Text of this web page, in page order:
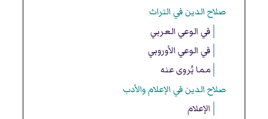
صلاح الدين في التراث
في الوعي العربي
في الوعي الأوروبي
مما يُروى عنه
صلاح الدين في الإعلام والأدب
الإعلام